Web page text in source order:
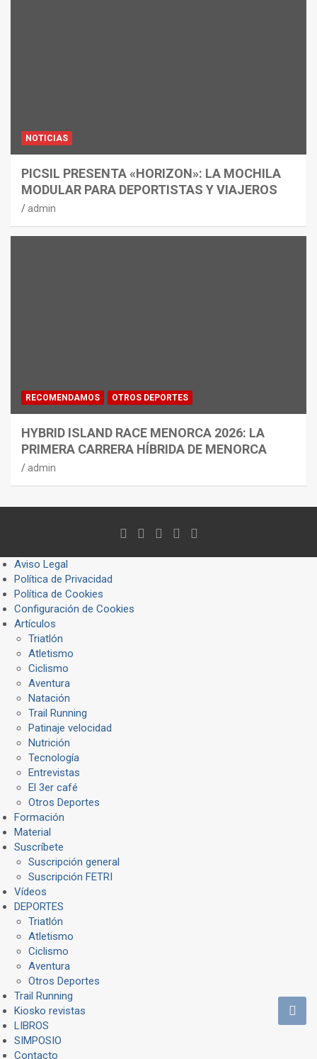
NOTICIAS
PICSIL PRESENTA «HORIZON»: LA MOCHILA
MODULAR PARA DEPORTISTAS Y VIAJEROS
admin
RECOMENDAMOS OTROS DEPORTES
HYBRID ISLAND RACE MENORCA 2026: LA
PRIMERA CARRERA HÍBRIDA DE MENORCA
admin
Aviso Legal
Política de Privacidad
Política de Cookies
Configuración de Cookies
Artículos
Triatlón
Atletismo
Ciclismo
Aventura
Natación
Trail Running
Patinaje velocidad
Nutrición
Tecnología
Entrevistas
El 3er café
Otros Deportes
Formación
Material
Suscríbete
Suscripción general
Suscripción FETRI
Vídeos
DEPORTES
Triatlón
Atletismo
Ciclismo
Aventura
Otros Deportes
Trail Running
Kiosko revistas
LIBROS
SIMPOSIO
Contacto